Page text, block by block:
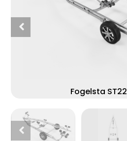
Fogelsta